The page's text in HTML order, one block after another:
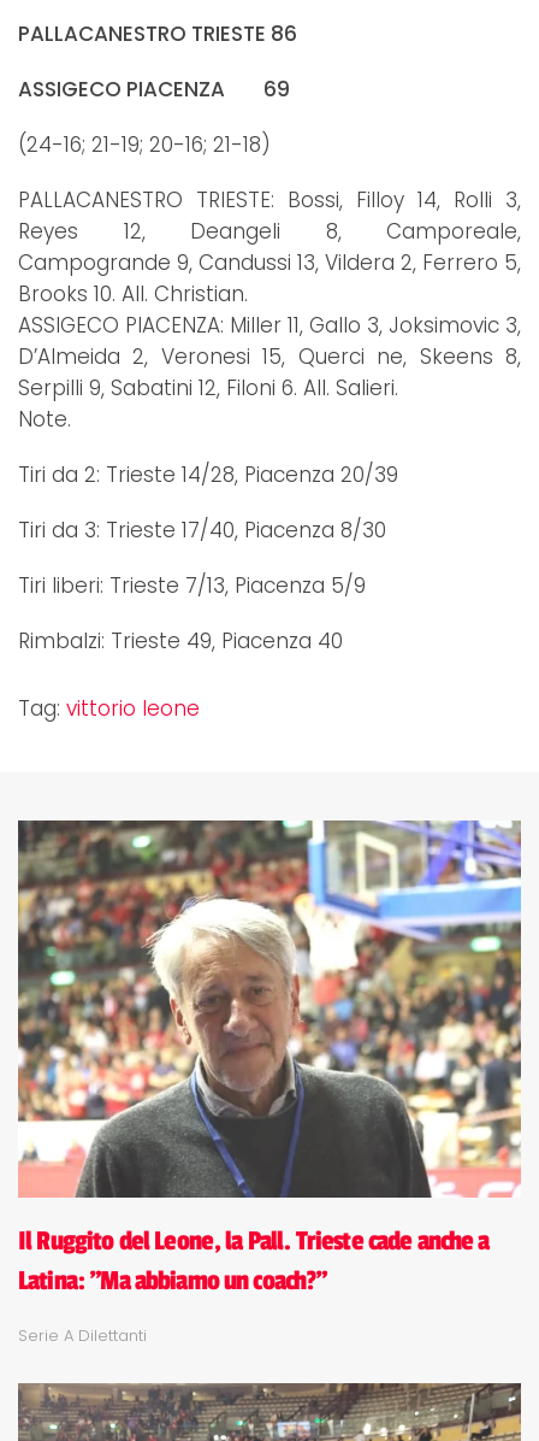
PALLACANESTRO TRIESTE 86
ASSIGECO PIACENZA 69
(24-16; 21-19; 20-16; 21-18)
PALLACANESTRO TRIESTE: Bossi, Filloy 14, Rolli 3,
Reyes 12, Deangeli 8, Camporeale,
Campogrande 9, Candussi 13, Vildera 2, Ferrero 5,
Brooks 10. All. Christian.
ASSIGECO PIACENZA: Miller 11, Gallo 3, Joksimovic 3,
D’Almeida 2, Veronesi 15, Querci ne, Skeens 8,
Serpilli 9, Sabatini 12, Filoni 6. All. Salieri.
Note.
Tiri da 2: Trieste 14/28, Piacenza 20/39
Tiri da 3: Trieste 17/40, Piacenza 8/30
Tiri liberi: Trieste 7/13, Piacenza 5/9
Rimbalzi: Trieste 49, Piacenza 40
Tag: vittorio leone
Il Ruggito del Leone, la Pall. Trieste cade anche a
Latina: "Ma abbiamo un coach?"
Serie A Dilettanti